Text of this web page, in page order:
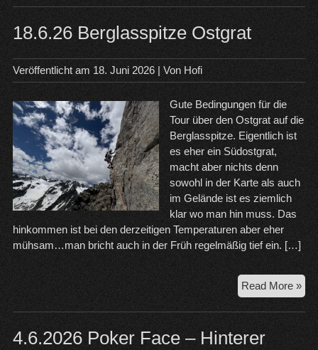
–
18.6.26 Berglasspitze Ostgrat
Veröffentlicht am 18. Juni 2026| Von Hofi
Gute Bedingungen für die
Tour über den Ostgrat auf die
Berglasspitze. Eigentlich ist
es eher ein Südostgrat,
macht aber nichts denn
sowohl in der Karte als auch
im Gelände ist es ziemlich
klar wo man hin muss. Das
hinkommen ist bei den derzeitigen Temperaturen aber eher
mühsam…man bricht auch in der Früh regelmäßig tief ein. […]
Read More »
4.6.2026 Poker Face – Hinterer